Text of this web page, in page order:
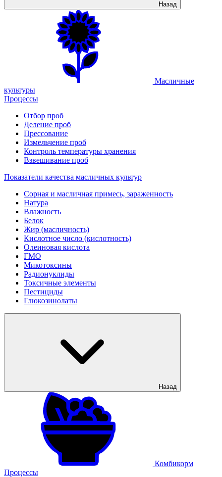
Назад
Масличные
культуры
Процессы
Отбор проб
Деление проб
Прессование
Измельчение проб
Контроль температуры хранения
Взвешивание проб
Показатели качества масличных культур
Сорная и масличная примесь, зараженность
Натура
Влажность
Белок
Жир (масличность)
Кислотное число (кислотность)
Олеиновая кислота
ГМО
Микотоксины
Радионуклиды
Токсичные элементы
Пестициды
Глюкозинолаты
Назад
Комбикорм
Процессы